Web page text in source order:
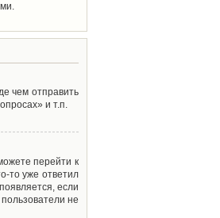
чем отправить
и т.п.
перейти к
то уже ответил
если
не